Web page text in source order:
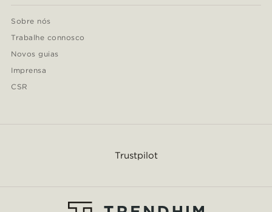
Sobre nós
Trabalhe connosco
Novos guias
Imprensa
CSR
Trustpilot